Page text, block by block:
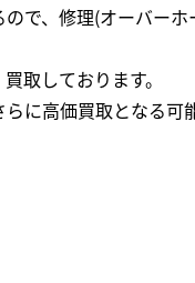
で、修理(オーバー
取しております。
に高価買取となる可